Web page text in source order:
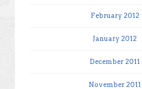
February 2012
January 2012
December 2011
November 2011